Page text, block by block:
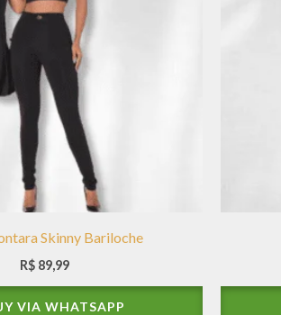
Skinny Bariloche
R$ 89,99
VIA WHATSAPP